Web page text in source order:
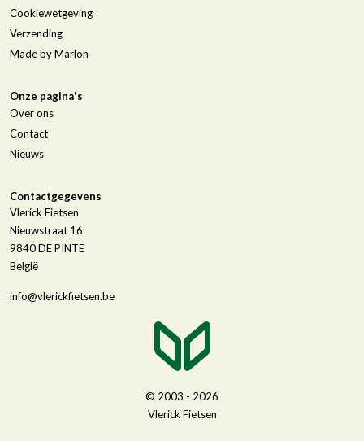
Cookiewetgeving
Verzending
Made by Marlon
Onze pagina's
Over ons
Contact
Nieuws
Contactgegevens
Vlerick Fietsen
Nieuwstraat 16
9840DE PINTE
België
info@vlerickfietsen.be
© 2003 - 2026
Vlerick Fietsen